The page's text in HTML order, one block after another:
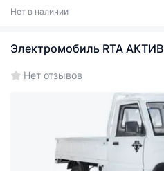
Нет в наличии
Электромобиль RTA АКТИВ
Нет отзывов